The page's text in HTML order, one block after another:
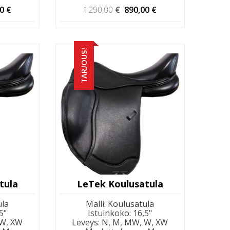
€
1290,00€ Alkuperäinen
890,00 €
XW
TARJOUS!
LeTek Koulusatula
Malli: Koulusatula
Istuinkoko: 16,5"
Leveys: N, M, MW, W, XW